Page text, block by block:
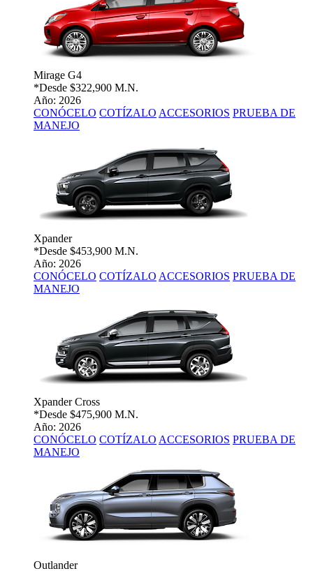
Mirage G4
*Desde $322,900 M.N.
Año: 2026
CONÓCELO COTÍZALO ACCESORIOS PRUEBA DE
MANEJO
Xpander
*Desde $453,900 M.N.
Año: 2026
CONÓCELO COTÍZALO ACCESORIOS PRUEBA DE
MANEJO
Xpander Cross
*Desde $475,900 M.N.
Año: 2026
CONÓCELO COTÍZALO ACCESORIOS PRUEBA DE
MANEJO
Outlander